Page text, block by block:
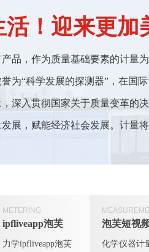
活！迎来
品，作为质量基础要素的计量为
为“科学发展的探测器”，在
，深入贯彻国家关于质量变革的决策
展，赋能经济社会发展。计
METERING
ipfliveapp泡芙
力学ipfliveapp泡芙
泡芙短视
化学仪器计